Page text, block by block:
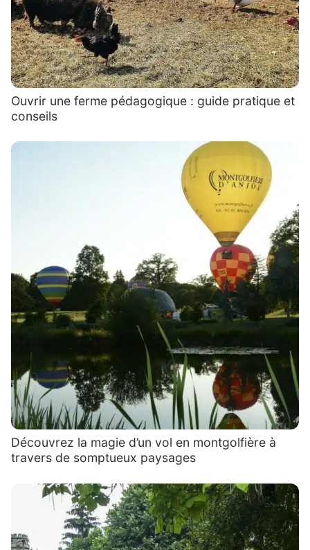
Ouvrir une ferme pédagogique : guide pratique et
conseils
Découvrez la magie d’un vol en montgolfière à
travers de somptueux paysages